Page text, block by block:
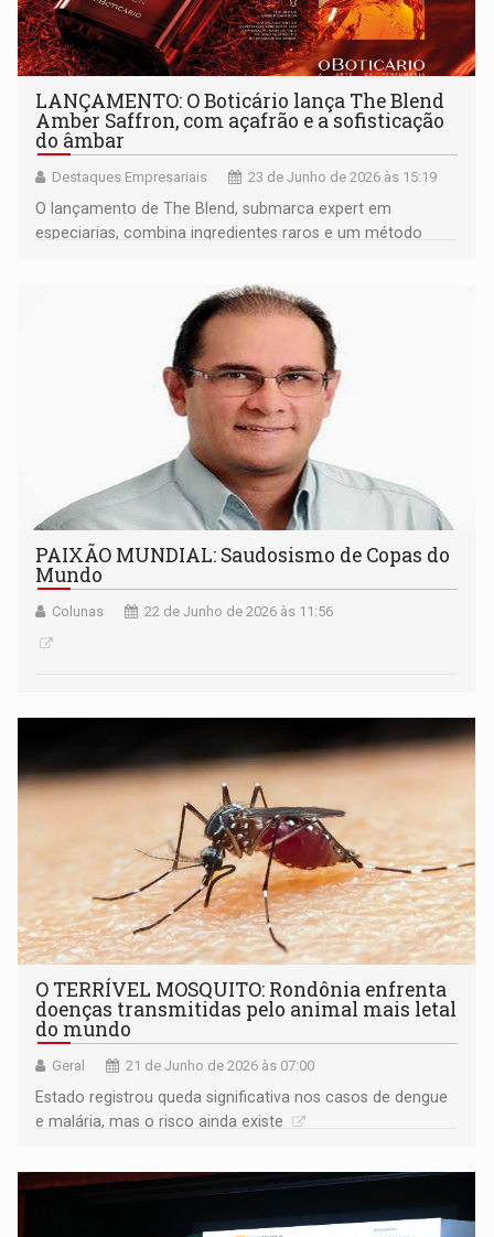
LANÇAMENTO: O Boticário lança The Blend
Amber Saffron, com açafrão e a sofisticação
do âmbar
Destaques Empresariais 23 de Junho de 2026 às 15:19
O lançamento de The Blend, submarca expert em
especiarias, combina ingredientes raros e um método
olfativa que deixa rastro marcante
PAIXÃO MUNDIAL: Saudosismo de Copas do
Mundo
Colunas 22 de Junho de 2026 às 11:56
O TERRÍVEL MOSQUITO: Rondônia enfrenta
doenças transmitidas pelo animal mais letal
do mundo
Geral 21 de Junho de 2026 às 07:00
Estado registrou queda significativa nos casos de dengue
e malária, mas o risco ainda existe